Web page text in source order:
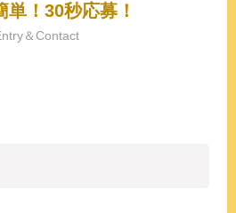
単！30秒応募！
＆Contact